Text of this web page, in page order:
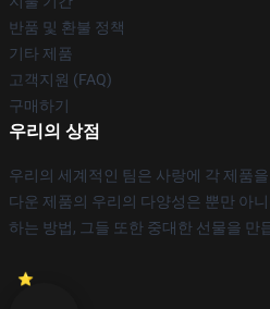
반품 및 환불 정책
기타 제품
고객지원 (FAQ)
구매하기
우리의 상점
우리의 세계적인 팀은 사랑에 각 제품
다운 제품의 우리의 다양성은 뿐만 아
하는 방법, 그들 또한 중대한 선물을 만